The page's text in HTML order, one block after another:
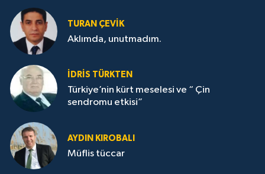
TURAN ÇEVİK
Aklımda, unutmadım.
İDRİS TÜRKTEN
Türkiye’nin kürt meselesi ve “ Çin
sendromu etkisi”
AYDIN KIROBALI
Müflis tüccar